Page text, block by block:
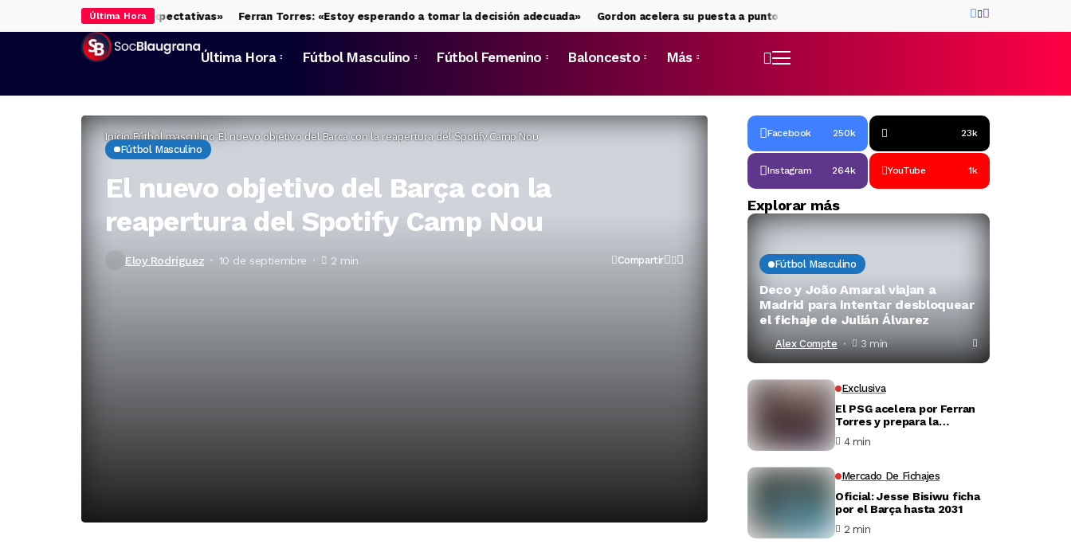
Última Hora
superemos las expectativas» Ferran Torres: «Estoy esperando a tomar la decisión adecuada» Gordon acelera su puesta a punto antes de incorporarse al Barça El Barça presenta a
Última Hora Fútbol Masculino Fútbol Femenino Baloncesto Más
Inicio Fútbol masculino El nuevo objetivo del Barça con la reapertura del Spotify Camp Nou
Fútbol Masculino
El nuevo objetivo del Barça con la
reapertura del Spotify Camp Nou
Eloy Rodríguez 10 de septiembre 2 min Compartir
Facebook 250k 23k
Instagram 264k YouTube 1k
Explorar más
Fútbol Masculino
Deco y João Amaral viajan a
Madrid para intentar desbloquear
el fichaje de Julián Álvarez
Alex Compte 3 min
Exclusiva
El PSG acelera por Ferran
Torres y prepara la
4 min
Mercado De Fichajes
Oficial: Jesse Bisiwu ficha
por el Barça hasta 2031
2 min